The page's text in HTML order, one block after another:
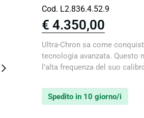
Cod. L2.836.4.52.9
€ 4.350,00
Ultra-Chron sa come
tecnologia avanzata. Questo
l’alta frequenza del suo
Spedito in 10 giorno/i